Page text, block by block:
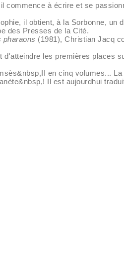
commence à écrire et se
il obtient, à la Sorbonne, un
des Presses de la Cité.
pharaons (1981), Christian Jacq
d'atteindre les premières places
en cinq volumes...
Il est aujourdhui